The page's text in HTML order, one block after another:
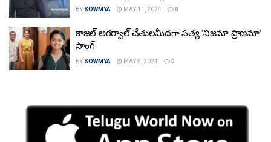
BY SOWMYA MAY 11, 2024 0
కాజల్ అగర్వాల్ చేతులమీదగా సత్య ‘నిజమా ప్రాణమా’
సాంగ్
BY SOWMYA MAY 9, 2024 0